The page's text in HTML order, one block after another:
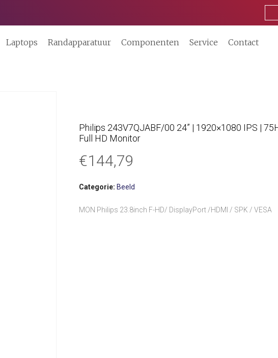
Laptops Randapparatuur Componenten Service Contact
Philips 243V7QJABF/00 24” | 1920×1080 IPS |
Full HD Monitor
€144,79
Categorie: Beeld
MON Philips 23.8inch F-HD/ DisplayPort /HDMI / SPK / VESA